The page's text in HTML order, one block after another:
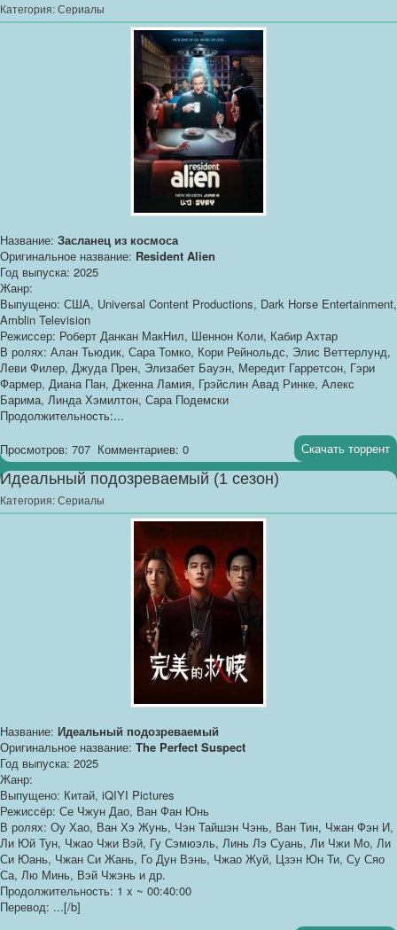
Категория:Сериалы
Название: Засланец из космоса
Оригинальное название: Resident Alien
Год выпуска: 2025
Жанр:
Выпущено: США, Universal Content Productions, Dark Horse Entertainment,
Amblin Television
Режиссер: Роберт Данкан МакНил, Шеннон Коли, Кабир Ахтар
В ролях: Алан Тьюдик, Сара Томко, Кори Рейнольдс, Элис Веттерлунд,
Леви Филер, Джуда Прен, Элизабет Бауэн, Мередит Гарретсон, Гэри
Фармер, Диана Пан, Дженна Ламия, Грэйслин Авад Ринке, Алекс
Барима, Линда Хэмилтон, Сара Подемски
Продолжительность:...
Просмотров: 707 Комментариев: 0 Скачать торрент
Идеальный подозреваемый (1 сезон)
Категория:Сериалы
Название: Идеальный подозреваемый
Оригинальное название: The Perfect Suspect
Год выпуска: 2025
Жанр:
Выпущено: Китай, iQIYI Pictures
Режиссёр: Се Чжун Дао, Ван Фан Юнь
В ролях: Оу Хао, Ван Хэ Жунь, Чэн Тайшэн Чэнь, Ван Тин, Чжан Фэн И,
Ли Юй Тун, Чжао Чжи Вэй, Гу Сэмюэль, Линь Лэ Суань, Ли Чжи Мо, Ли
Си Юань, Чжан Си Жань, Го Дун Вэнь, Чжао Жуй, Цзэн Юн Ти, Су Сяо
Са, Лю Минь, Вэй Чжэнь и др.
Продолжительность: 1 x ~ 00:40:00
Перевод: ...[/b]